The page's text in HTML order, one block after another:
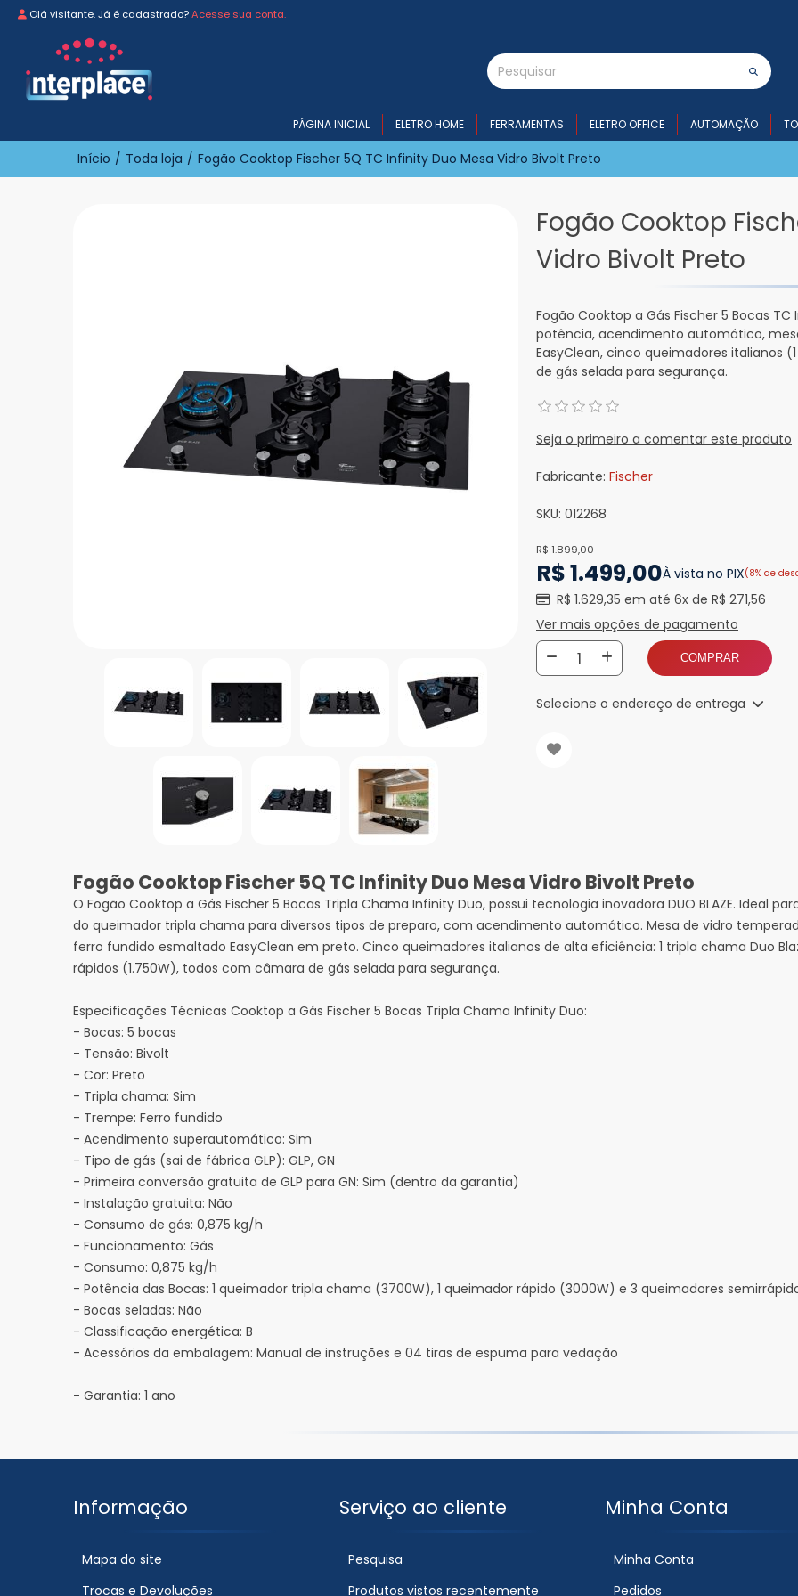
Olá visitante. Já é cadastrado?Acesse sua conta.
PÁGINA INICIAL ELETRO HOME FERRAMENTAS ELETRO OFFICE AUTOMAÇÃO
Início / Toda loja / Fogão Cooktop Fischer 5Q TC Infinity Duo Mesa Vidro Bivolt Preto
Fogão Cooktop
Vidro Bivolt Preto
Fogão Cooktop a Gás Fischer 5 Bocas
potência, acendimento automático,
EasyClean, cinco queimadores italianos
de gás selada para segurança.
Seja o primeiro a comentar este produto
Fabricante: Fischer
SKU: 012268
R$ 1.899,00
R$ 1.499,00À vista no PIX(8% de
R$ 1.629,35 em até 6x de R$ 271,56
Ver mais opções de pagamento
COMPRAR
Selecione o endereço de entrega
Fogão Cooktop Fischer 5Q TC Infinity Duo Mesa Vidro Bivolt Preto
O Fogão Cooktop a Gás Fischer 5 Bocas Tripla Chama Infinity Duo, possui tecnologia inovadora DUO BLAZE. Ideal
do queimador tripla chama para diversos tipos de preparo, com acendimento automático. Mesa de vidro
ferro fundido esmaltado EasyClean em preto. Cinco queimadores italianos de alta eficiência: 1 tripla chama Duo
rápidos (1.750W), todos com câmara de gás selada para segurança.
Especificações Técnicas Cooktop a Gás Fischer 5 Bocas Tripla Chama Infinity Duo:
- Bocas: 5 bocas
- Tensão: Bivolt
- Cor: Preto
- Tripla chama: Sim
- Trempe: Ferro fundido
- Acendimento superautomático: Sim
- Tipo de gás (sai de fábrica GLP): GLP, GN
- Primeira conversão gratuita de GLP para GN: Sim (dentro da garantia)
- Instalação gratuita: Não
- Consumo de gás: 0,875 kg/h
- Funcionamento: Gás
- Consumo: 0,875 kg/h
- Potência das Bocas: 1 queimador tripla chama (3700W), 1 queimador rápido (3000W) e 3 queimadores
- Bocas seladas: Não
- Classificação energética: B
- Acessórios da embalagem: Manual de instruções e 04 tiras de espuma para vedação
- Garantia: 1 ano
Informação
Mapa do site
Trocas e Devoluções
Serviço ao cliente
Pesquisa
Produtos vistos recentemente
Minha Conta
Minha Conta
Pedidos